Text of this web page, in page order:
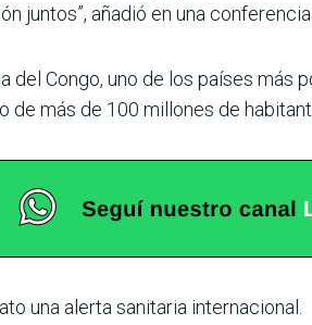
juntos”, añadió en una conferencia
del Congo, uno de los países más
de más de 100 millones de
una alerta sanitaria internacional.